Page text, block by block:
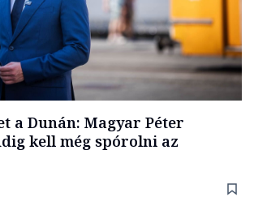
a Dunán: Magyar Péter
kell még spórolni az